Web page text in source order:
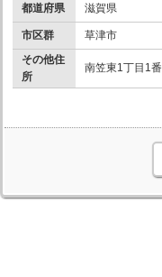
都道府県 滋賀県
市区群
草津市
その他住
所
南笠東1丁目1